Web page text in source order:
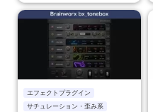
エフェクトプラグイン
サチュレーション・歪み系